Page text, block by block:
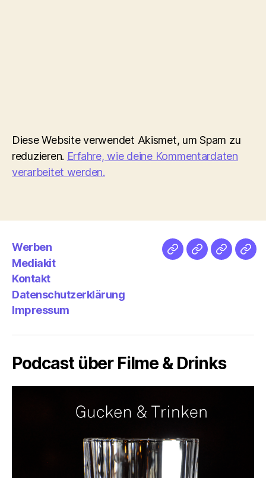
Diese Website verwendet Akismet, um Spam zu
reduzieren. Erfahre, wie deine Kommentardaten
verarbeitet werden.
Werben
Mediakit
Kontakt
Datenschutzerklärung
Impressum
NetzMedien
Podcast über Filme & Drinks